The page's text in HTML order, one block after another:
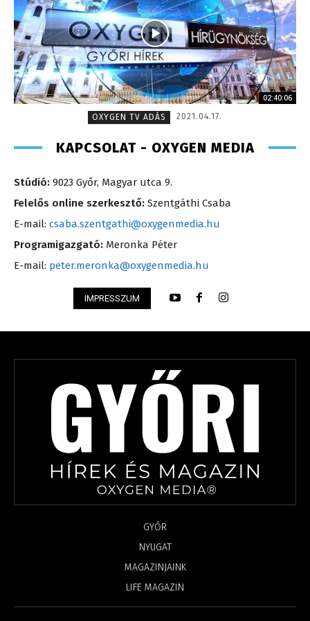
02:40:06
OXYGEN TV ADÁS
2021.04.17.
KAPCSOLAT - OXYGEN MEDIA
Stúdió: 9023 Győr, Magyar utca 9.
Felelős online szerkesztő: Szentgáthi Csaba
E-mail: csaba.szentgathi@oxygenmedia.hu
Programigazgató: Meronka Péter
E-mail: peter.meronka@oxygenmedia.hu
IMPRESSZUM
GYŐR
NYUGAT
MAGAZINJAINK
LIFE MAGAZIN